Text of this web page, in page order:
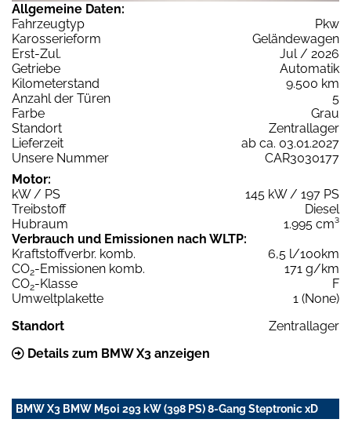
Allgemeine Daten:
Fahrzeugtyp
Pkw
Karosserieform
Geländewagen
Erst-Zul.
Jul / 2026
Getriebe
Automatik
Kilometerstand
9.500 km
Anzahl der Türen
5
Farbe
Grau
Standort
Zentrallager
Lieferzeit
ab ca. 03.01.2027
Unsere Nummer
CAR3030177
Motor:
kW / PS
145 kW / 197 PS
Treibstoff
Diesel
Hubraum
1.995 cm³
Verbrauch und Emissionen nach WLTP:
Kraftstoffverbr. komb.
6,5 l/100km
CO2-Emissionen komb.
171 g/km
CO2-Klasse
F
Umweltplakette
1 (None)
Standort
Zentrallager
Details zum BMW X3 anzeigen
BMW X3 BMW M50i 293 kW (398 PS) 8-Gang Steptronic xD